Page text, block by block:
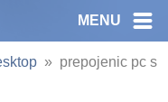
MENU
prepojenic pc s